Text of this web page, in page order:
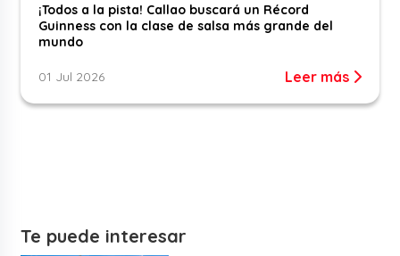
¡Todos a la pista! Callao buscará un Récord
Guinness con la clase de salsa más grande del
mundo
01 Jul 2026 Leer más
Te puede interesar